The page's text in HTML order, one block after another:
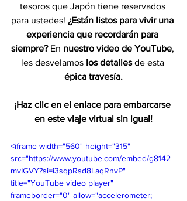
tesoros que Japón tiene reservados
para ustedes! ¿Están listos para vivir una
experiencia que recordarán para
siempre? En nuestro video de YouTube,
les desvelamos los detalles de esta
épica travesía.
¡Haz clic en el enlace para embarcarse
en este viaje virtual sin igual!
<iframe width="560" height="315"
src="https://www.youtube.com/embed/g8142
mvIGVY?si=i3sqpRsd8LaqRnvP"
title="YouTube video player"
frameborder="0" allow="accelerometer;